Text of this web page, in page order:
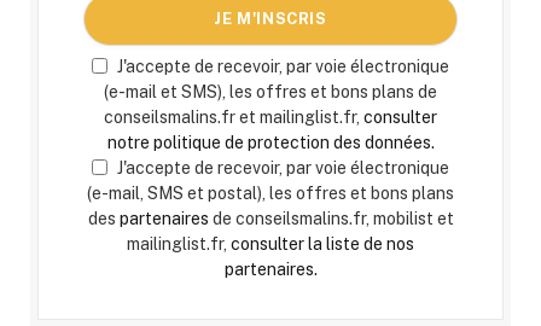
J'accepte de recevoir, par voie électronique
(e-mail et SMS), les offres et bons plans de
conseilsmalins.fr et mailinglist.fr, consulter
notre politique de protection des données.
J'accepte de recevoir, par voie électronique
(e-mail, SMS et postal), les offres et bons plans
des partenaires de conseilsmalins.fr, mobilist et
mailinglist.fr, consulter la liste de nos
partenaires.